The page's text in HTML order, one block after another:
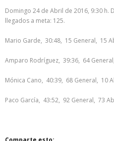
Domingo 24 de Abril de 2016, 9:30 h.
llegados a meta: 125.
Mario Garde, 30:48, 15 General, 15
Amparo Rodríguez, 39:36, 64
Mónica Cano, 40:39, 68 General, 10
Paco García, 43:52, 92 General, 73